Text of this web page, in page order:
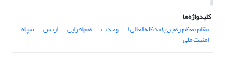
کلیدواژه‌ها
مقام معظم رهبری(مدظله‌العالی)
وحدت هم‌افزایی ارتش سپاه
امنیت ملی